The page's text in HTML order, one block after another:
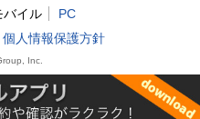
バイル
PC
個人情報保護方針
Inc.